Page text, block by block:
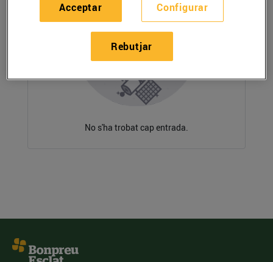
No s'ha trobat cap entrada.
Configurar
Rebutjar
Acceptar